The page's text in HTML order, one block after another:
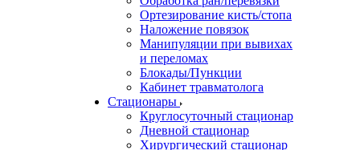
Ортезирование кисть/стопа
Наложение повязок
Манипуляции при вывихах
и переломах
Блокады/Пункции
Кабинет травматолога
Стационары
Круглосуточный стационар
Дневной стационар
Хирургический стационар